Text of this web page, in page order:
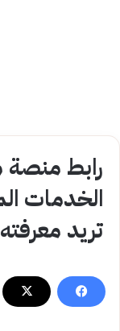
رابط منصة
تريد معرفته